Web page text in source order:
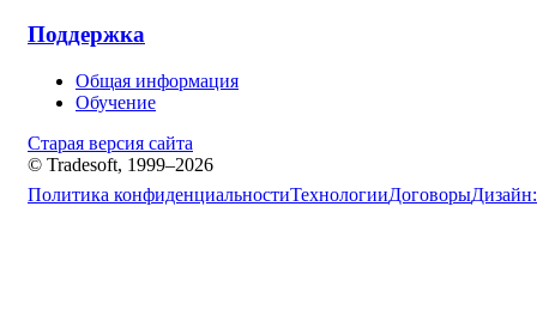
Поддержка
Общая информация
Обучение
Старая версия сайта
© Tradesoft, 1999–2026
Политика конфиденциальностиТехнологииДоговорыДизайн: